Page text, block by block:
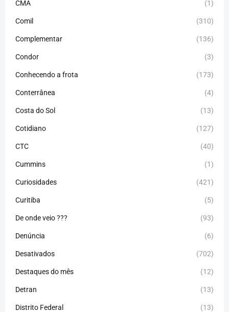
CMA (1)
Comil (310)
Complementar (136)
Condor (3)
Conhecendo a frota (173)
Conterrânea (4)
Costa do Sol (13)
Cotidiano (127)
CTC (40)
Cummins (1)
Curiosidades (421)
Curitiba (5)
De onde veio ??? (93)
Denúncia (6)
Desativados (702)
Destaques do mês (12)
Detran (13)
Distrito Federal (13)